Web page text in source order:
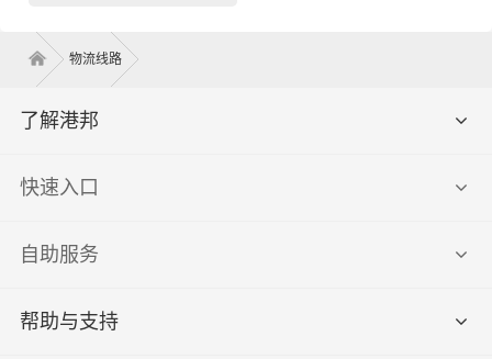
物流线路
了解港邦
快速入口
自助服务
帮助与支持